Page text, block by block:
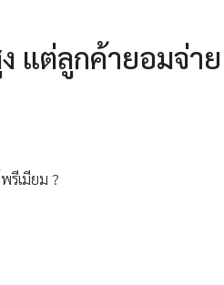
แต่ลูกค้ายอมจ่าย
รีเมียม ?